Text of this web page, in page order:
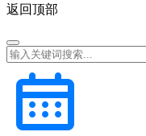
返回顶部